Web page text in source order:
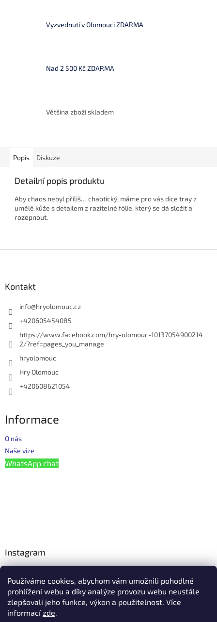
Používáme cookies, abychom vám umožnili pohodlné
prohlížení webu a díky analýze provozu webu neustále
zlepšovali jeho funkce, výkon a použitelnost. Více
informacízde.
Vyzvednutí v Olomouci ZDARMA
Nad 2 500 Kč ZDARMA
Většina zboží skladem
Popis Diskuze
Detailní popis produktu
Aby chaos nebyl příliš… chaotický, máme pro vás dice tray z
umělé kůže s detailem z razitelné fólie, který se dá složit a
rozepnout.
Kontakt
info@hryolomouc.cz
+420605454085
https://www.facebook.com/hry-olomouc-10137054900214
2/?ref=pages_you_manage
hryolomouc
Hry Olomouc
+420608621054
Informace
O nás
Naše vize
WhatsApp chat
Instagram
Facebook